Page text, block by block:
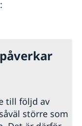
till följd av
större som